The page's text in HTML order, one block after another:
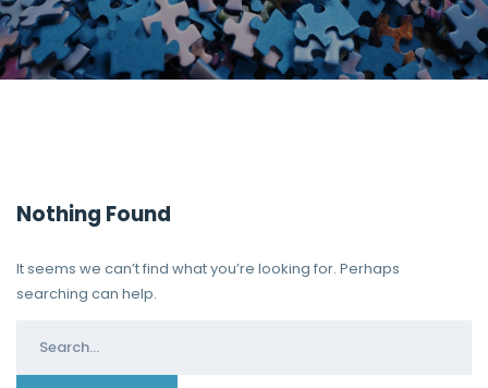
Nothing Found
It seems we can’t find what you’re looking for. Perhaps
searching can help.
for: